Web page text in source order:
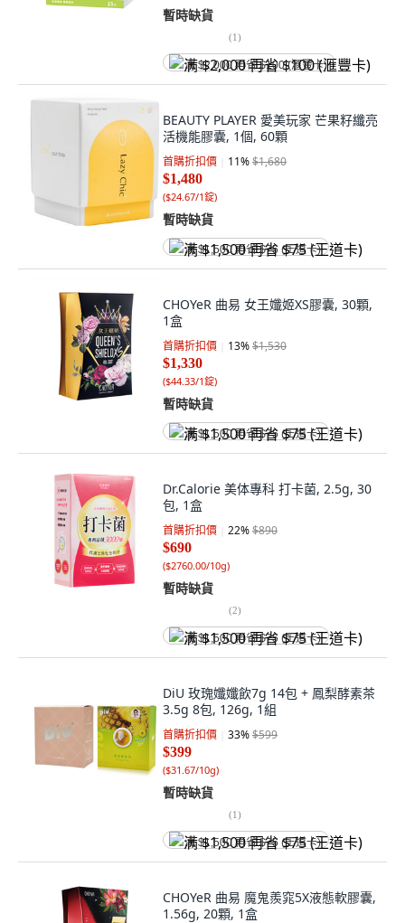
暫時缺貨
(1)
满 $2,000 再省 $100 (滙豐卡)
BEAUTY PLAYER 愛美玩家 芒果籽纖亮
活機能膠囊, 1個, 60顆
首購折扣價 11%$1,680
$1,480
($24.67/1錠)
暫時缺貨
满 $1,500 再省 $75 (王道卡)
CHOYeR 曲易 女王孅姬XS膠囊, 30顆,
1盒
首購折扣價 13%$1,530
$1,330
($44.33/1錠)
暫時缺貨
满 $1,500 再省 $75 (王道卡)
Dr.Calorie 美体專科 打卡菌, 2.5g, 30
包, 1盒
首購折扣價 22%$890
$690
($2760.00/10g)
暫時缺貨
(2)
满 $1,500 再省 $75 (王道卡)
DiU 玫瑰孅孅飲7g 14包 + 鳳梨酵素茶
3.5g 8包, 126g, 1組
首購折扣價 33%$599
$399
($31.67/10g)
暫時缺貨
(1)
满 $1,500 再省 $75 (王道卡)
CHOYeR 曲易 魔鬼羨窕5X液態軟膠囊,
1.56g, 20顆, 1盒